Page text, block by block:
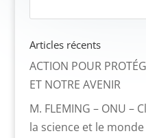
Articles récents
ACTION POUR
ET NOTRE AVENIR
M. FLEMING – ONU –
la science et le